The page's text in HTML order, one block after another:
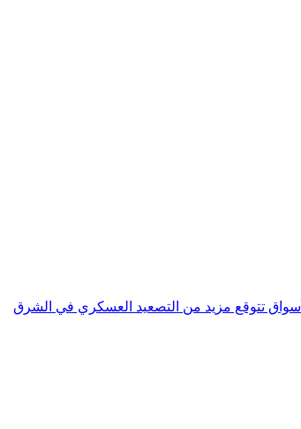
مفتوح على الإطلاق ، مايشير ان الأسواق تتوقع مزيد من التصعيد العسكري في الشرق